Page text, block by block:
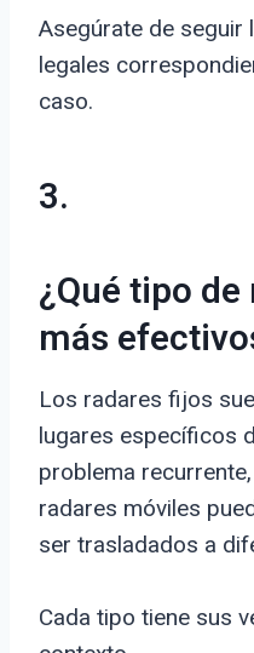
Asegúrate de seguir
legales
caso.
3.
¿Qué tipo
más
Los radares fijos
lugares específicos
problema
radares móviles
ser trasladados a
Cada tipo tiene sus